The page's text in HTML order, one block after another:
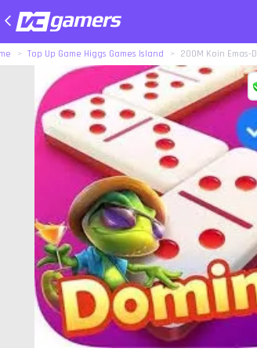
Top Up Game Higgs Games Island 200M Koin Emas-D